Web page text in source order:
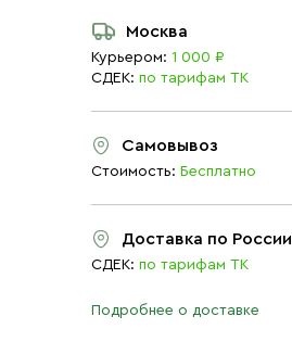
Москва
Курьером: 1 000 ₽
СДЕК: по тарифам ТК
Самовывоз
Стоимость: Бесплатно
Доставка по России
СДЕК: по тарифам ТК
Подробнее о доставке